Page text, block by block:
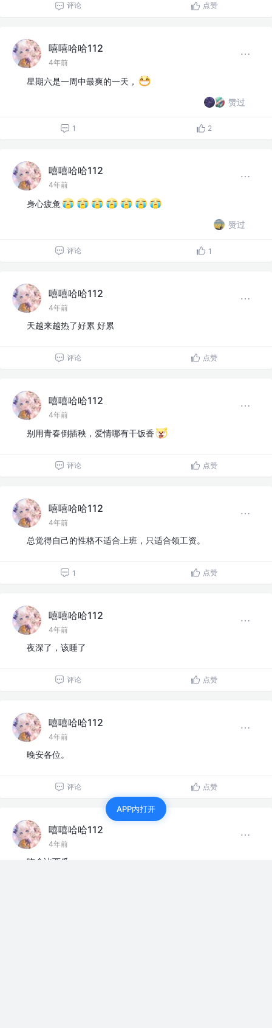
评论 点赞
嘻嘻哈哈112
4年前
星期六是一周中最爽的一天，
赞过
1 2
嘻嘻哈哈112
4年前
身心疲惫
赞过
评论 1
嘻嘻哈哈112
4年前
天越来越热了好累 好累
评论 点赞
嘻嘻哈哈112
4年前
别用青春倒插秧，爱情哪有干饭香
评论 点赞
嘻嘻哈哈112
4年前
总觉得自己的性格不适合上班，只适合领工资。
1 点赞
嘻嘻哈哈112
4年前
夜深了，该睡了
评论 点赞
嘻嘻哈哈112
4年前
晚安各位。
评论 点赞
嘻嘻哈哈112
4年前
吃个冰西瓜，
APP内打开